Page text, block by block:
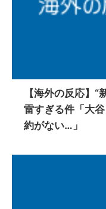
【海外の反応】
雷すぎる件「大
約がない…」